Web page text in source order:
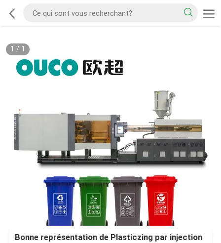
1 / 1
Bonne représentation de Plasticzing par injection